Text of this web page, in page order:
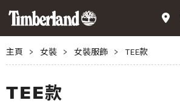
主頁 > 女裝 > 女裝服飾 > TEE款
TEE款